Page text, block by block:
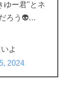
ゆー君"とネ
ろう👽…
よ
2024